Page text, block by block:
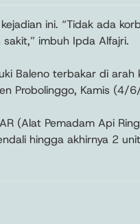
ini. “Tidak ada
imbuh Ipda Alfajri.
Baleno terbakar di arah
Probolinggo, Kamis (4/
(Alat Pemadam Api
hingga akhirnya 2